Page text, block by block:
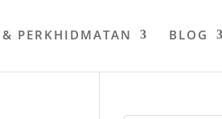
PERKHIDMATAN BLOG